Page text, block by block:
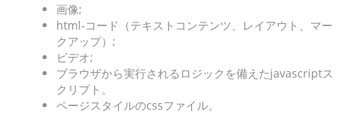
画像;
html-コード（テキストコンテンツ、レイアウト、マー
クアップ）;
ビデオ;
ブラウザから実行されるロジックを備えたjavascriptス
クリプト。
ページスタイルのcssファイル。